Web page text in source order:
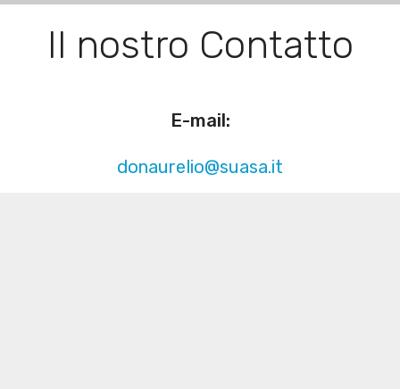
Il nostro Contatto
E-mail:
donaurelio@suasa.it